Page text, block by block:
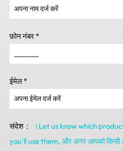
फ़ोन नंबर *
ईमेल *
संदेश： （Let us know which
you'll use them, और अगर आपको किसी